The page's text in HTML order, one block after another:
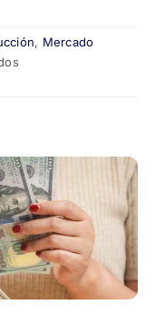
, Mercado
en
$2
millones
por
m2
y
mercado
inmobiliario